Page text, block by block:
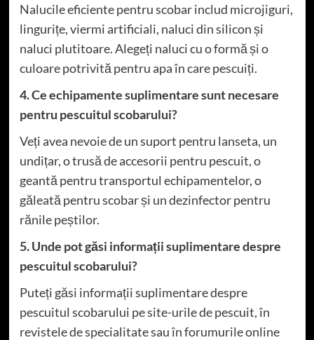
Nalucile eficiente pentru scobar includ microjiguri,
lingurițe, viermi artificiali, naluci din silicon și
naluci plutitoare. Alegeți naluci cu o formă și o
culoare potrivită pentru apa în care pescuiți.
4. Ce echipamente suplimentare sunt necesare
pentru pescuitul scobarului?
Veți avea nevoie de un suport pentru lanseta, un
undițar, o trusă de accesorii pentru pescuit, o
geantă pentru transportul echipamentelor, o
găleată pentru scobar și un dezinfector pentru
rănile peștilor.
5. Unde pot găsi informații suplimentare despre
pescuitul scobarului?
Puteți găsi informații suplimentare despre
pescuitul scobarului pe site-urile de pescuit, în
revistele de specialitate sau în forumurile online